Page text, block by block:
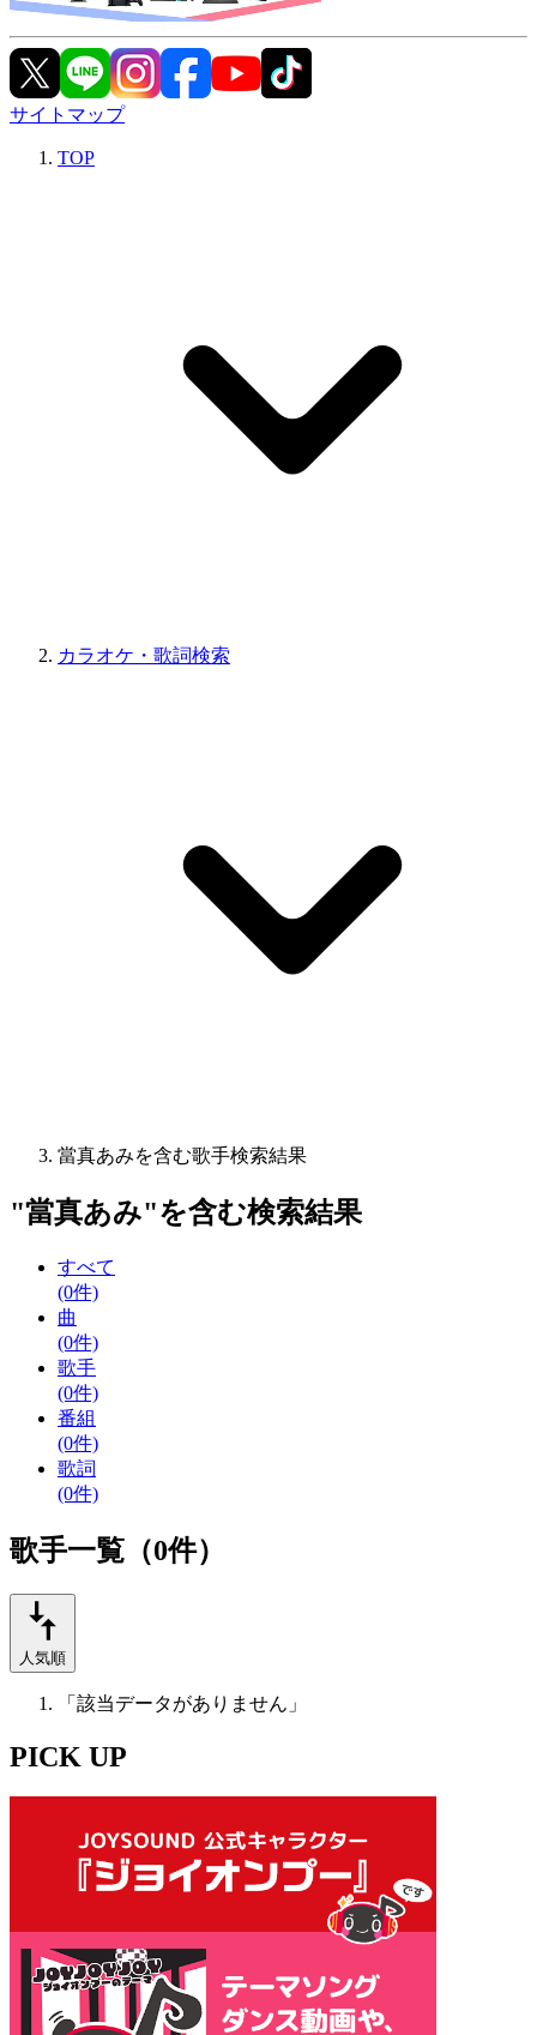
サイトマップ
TOP
カラオケ・歌詞検索
當真あみを含む歌手検索結果
"當真あみ"を含む検索結果
すべて
(0件)
曲
(0件)
歌手
(0件)
番組
(0件)
歌詞
(0件)
歌手一覧（0件）
人気順
「該当データがありません」
PICK UP